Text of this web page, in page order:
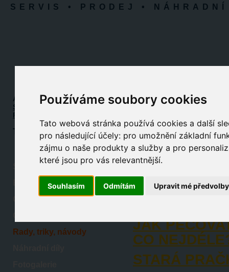
Používáme soubory cookies
Tato webová stránka používá cookies a další
pro následující účely: pro umožnění základní
zájmu o naše produkty a služby a pro
které jsou pro vás relevantnější.
Souhlasím Odmítám Upravit mé předvolby
SERVIS • PRODEJ •
APM SERVIS
Sídlo servisu:
Praha 10-Petrovice
Prodej dílů:
Tel: 603 504 239
RADY,
zákazníky
JAK
CO
STARÁ
Servis praček - úvod
ESHOP s náhradními díly
Opravy praček
Rady, triky, návody